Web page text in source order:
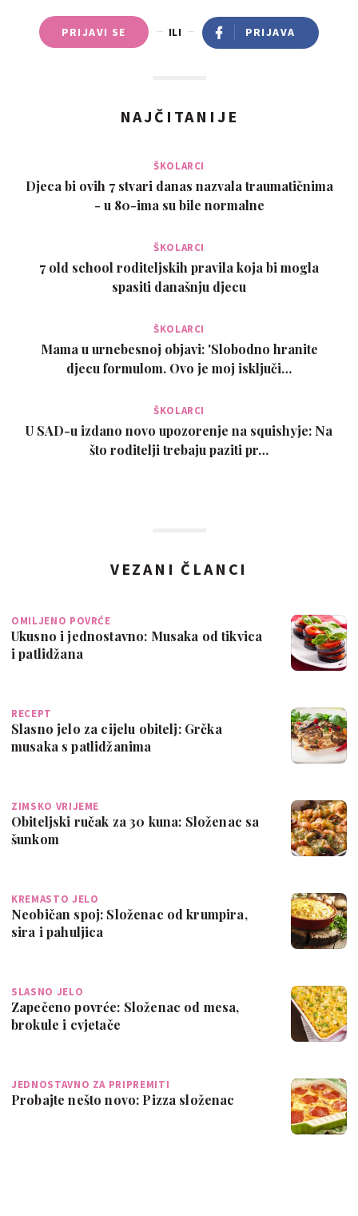
PRIJAVI SE ILI PRIJAVA
NAJČITANIJE
ŠKOLARCI
Djeca bi ovih 7 stvari danas nazvala traumatičnima
- u 80-ima su bile normalne
ŠKOLARCI
7 old school roditeljskih pravila koja bi mogla
spasiti današnju djecu
ŠKOLARCI
Mama u urnebesnoj objavi: 'Slobodno hranite
djecu formulom. Ovo je moj isključi…
ŠKOLARCI
U SAD-u izdano novo upozorenje na squishyje: Na
što roditelji trebaju paziti pr…
VEZANI ČLANCI
OMILJENO POVRĆE
Ukusno i jednostavno: Musaka od tikvica
i patlidžana
RECEPT
Slasno jelo za cijelu obitelj: Grčka
musaka s patlidžanima
ZIMSKO VRIJEME
Obiteljski ručak za 30 kuna: Složenac sa
šunkom
KREMASTO JELO
Neobičan spoj: Složenac od krumpira,
sira i pahuljica
SLASNO JELO
Zapečeno povrće: Složenac od mesa,
brokule i cvjetače
JEDNOSTAVNO ZA PRIPREMITI
Probajte nešto novo: Pizza složenac